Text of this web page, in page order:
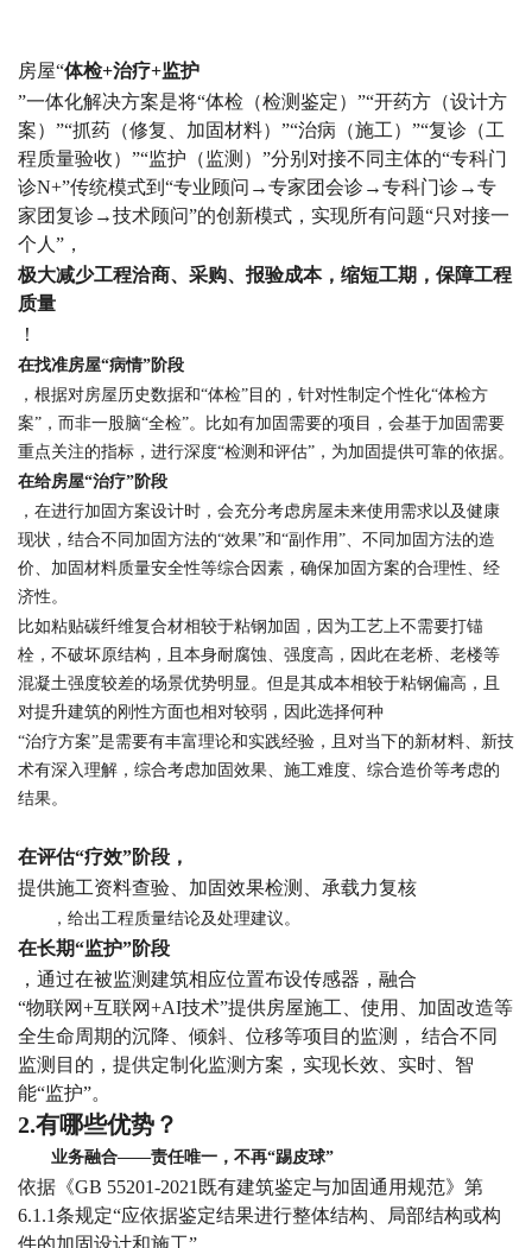
房屋“体检+治疗+监护
”一体化解决方案是将“体检（检测鉴定）”“开药方（设计方
案）”“抓药（修复、加固材料）”“治病（施工）”“复诊（工
程质量验收）”“监护（监测）”分别对接不同主体的“专科门
诊N+”传统模式到“专业顾问→专家团会诊→专科门诊→专
家团复诊→技术顾问”的创新模式，实现所有问题“只对接一
个人”，
极大减少工程洽商、采购、报验成本，缩短工期，保障工程
质量
！
在找准房屋“病情”阶段
，根据对房屋历史数据和“体检”目的，针对性制定个性化“体检方
案”，而非一股脑“全检”。比如有加固需要的项目，会基于加固需要
重点关注的指标，进行深度“检测和评估”，为加固提供可靠的依据。
在给房屋“治疗”阶段
，在进行加固方案设计时，会充分考虑房屋未来使用需求以及健康
现状，结合不同加固方法的“效果”和“副作用”、不同加固方法的造
价、加固材料质量安全性等综合因素，确保加固方案的合理性、经
济性。
比如粘贴碳纤维复合材相较于粘钢加固，因为工艺上不需要打锚
栓，不破坏原结构，且本身耐腐蚀、强度高，因此在老桥、老楼等
混凝土强度较差的场景优势明显。但是其成本相较于粘钢偏高，且
对提升建筑的刚性方面也相对较弱，因此选择何种
“治疗方案”是需要有丰富理论和实践经验，且对当下的新材料、新技
术有深入理解，综合考虑加固效果、施工难度、综合造价等考虑的
结果。
在评估“疗效”阶段，
提供施工资料查验、加固效果检测、承载力复核
，给出工程质量结论及处理建议。
在长期“监护”阶段
，通过在被监测建筑相应位置布设传感器，融合
“物联网+互联网+AI技术”提供房屋施工、使用、加固改造等
全生命周期的沉降、倾斜、位移等项目的监测， 结合不同
监测目的，提供定制化监测方案，实现长效、实时、智
能“监护”。
2.有哪些优势？
业务融合——责任唯一，不再“踢皮球”
依据《GB 55201-2021既有建筑鉴定与加固通用规范》第
6.1.1条规定“应依据鉴定结果进行整体结构、局部结构或构